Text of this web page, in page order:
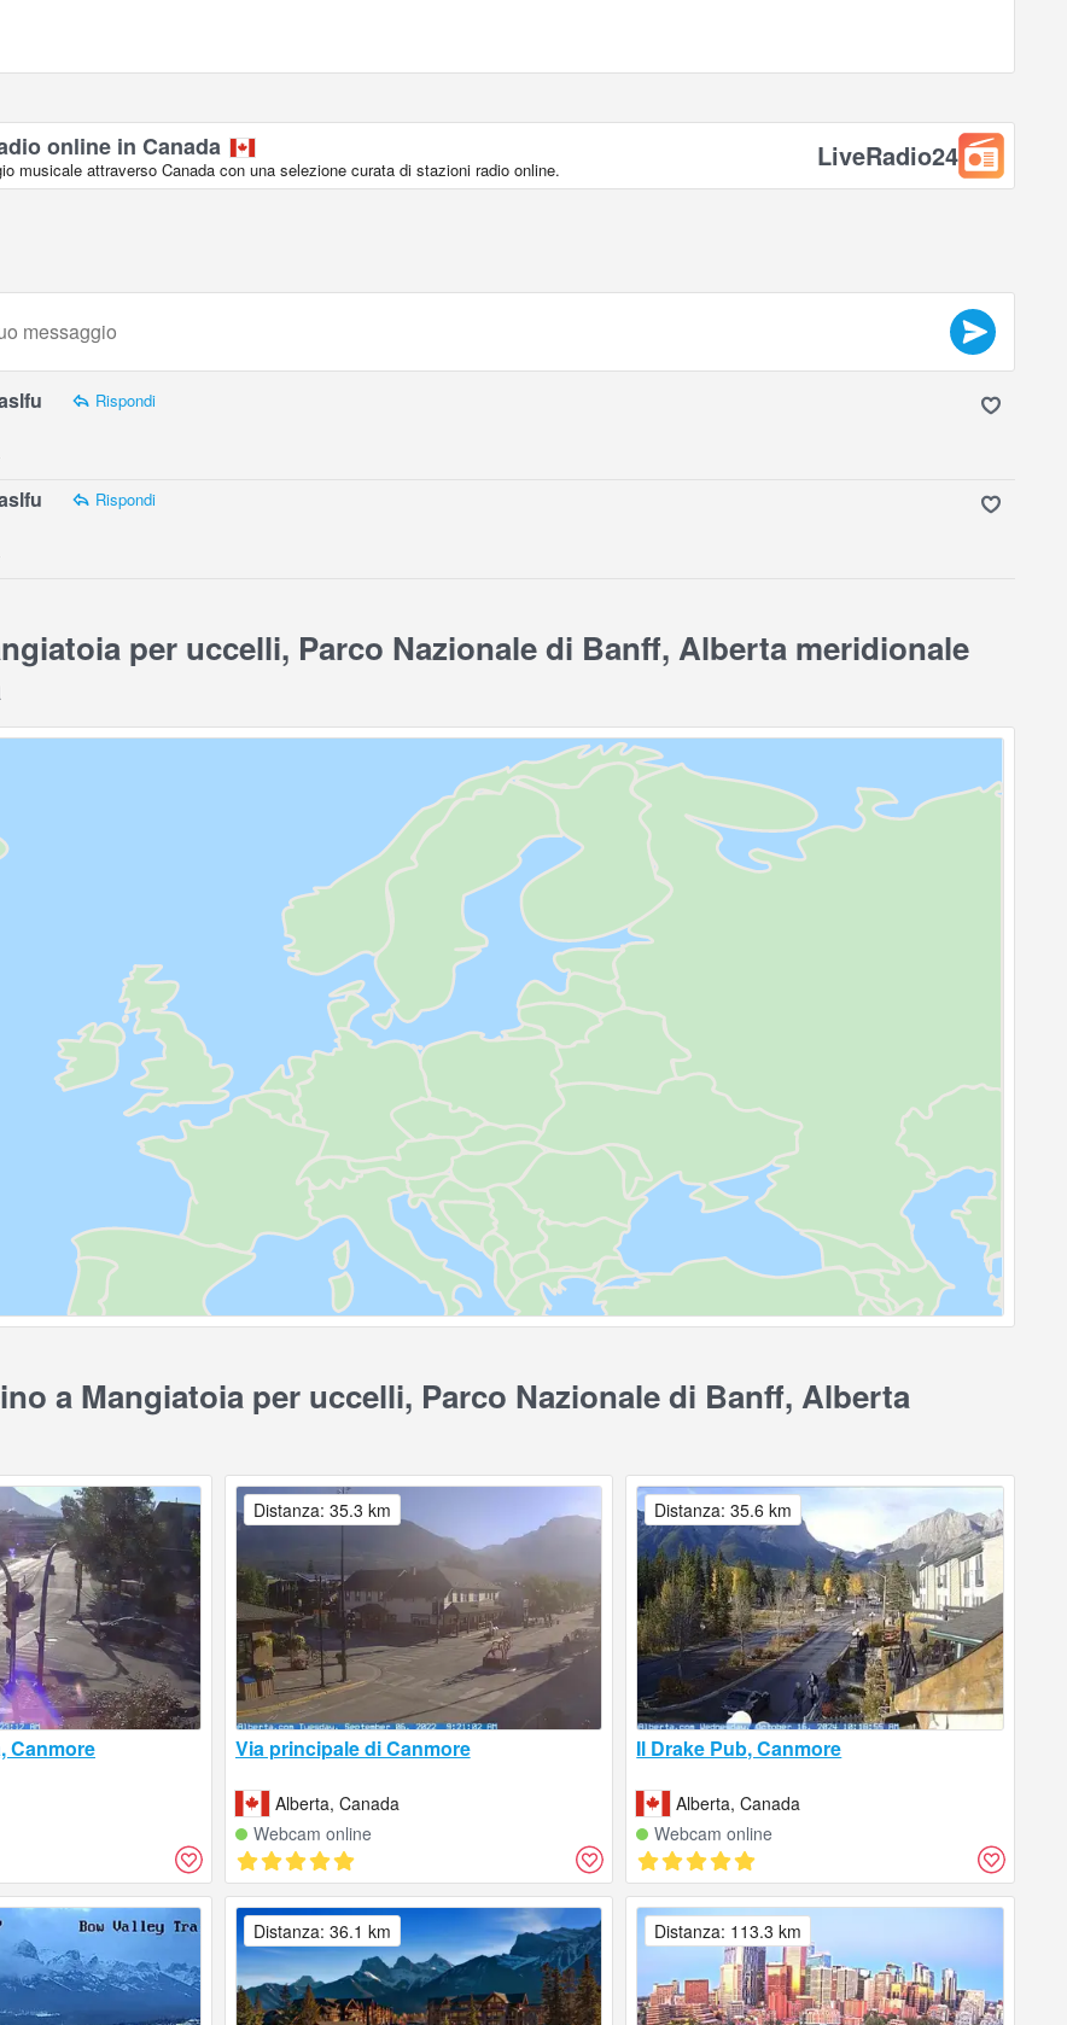
online in Canada
musicale attraverso Canada con una selezione curata di stazioni radio online. LiveRadio24
Rispondi
Rispondi
per uccelli, Parco Nazionale di Banff, Alberta meridionale
a Mangiatoia per uccelli, Parco Nazionale di Banff, Alberta
Canmore Via principale di Canmore
Alberta, Canada
Webcam online
Distanza: 35.3 km
Il Drake Pub, Canmore
Alberta, Canada
Webcam online
Distanza: 35.6 km
Distanza: 36.1 km Distanza: 113.3 km